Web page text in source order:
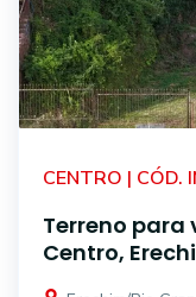
CENTRO | CÓD.
Terreno para
Centro,